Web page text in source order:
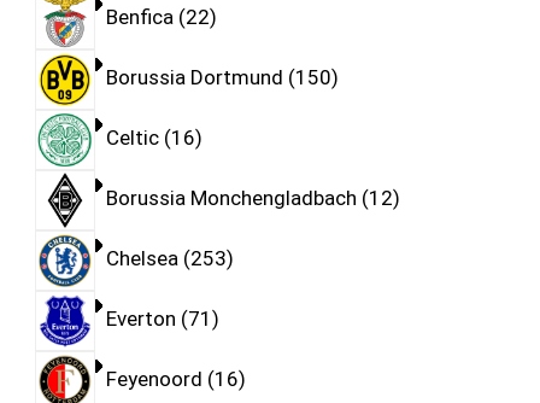
Benfica 22
Borussia Dortmund 150
Celtic 16
Borussia Monchengladbach 12
Chelsea 253
Everton 71
Feyenoord 16